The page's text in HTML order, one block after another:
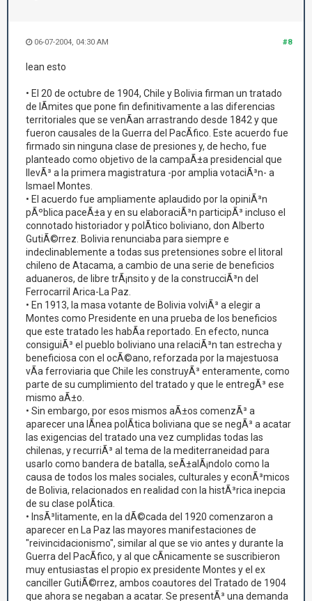
#8
06-07-2004, 04:30 AM
lean esto
• El 20 de octubre de 1904, Chile y Bolivia firman un tratado
de lÃ­mites que pone fin definitivamente a las diferencias
territoriales que se venÃ­an arrastrando desde 1842 y que
fueron causales de la Guerra del PacÃ­fico. Este acuerdo fue
firmado sin ninguna clase de presiones y, de hecho, fue
planteado como objetivo de la campaÃ±a presidencial que
llevÃ³ a la primera magistratura -por amplia votaciÃ³n- a
Ismael Montes.
• El acuerdo fue ampliamente aplaudido por la opiniÃ³n
pÃºblica paceÃ±a y en su elaboraciÃ³n participÃ³ incluso el
connotado historiador y polÃ­tico boliviano, don Alberto
GutiÃ©rrez. Bolivia renunciaba para siempre e
indeclinablemente a todas sus pretensiones sobre el litoral
chileno de Atacama, a cambio de una serie de beneficios
aduaneros, de libre trÃ¡nsito y de la construcciÃ³n del
Ferrocarril Arica-La Paz.
• En 1913, la masa votante de Bolivia volviÃ³ a elegir a
Montes como Presidente en una prueba de los beneficios
que este tratado les habÃ­a reportado. En efecto, nunca
consiguiÃ³ el pueblo boliviano una relaciÃ³n tan estrecha y
beneficiosa con el ocÃ©ano, reforzada por la majestuosa
vÃ­a ferroviaria que Chile les construyÃ³ enteramente, como
parte de su cumplimiento del tratado y que le entregÃ³ ese
mismo aÃ±o.
• Sin embargo, por esos mismos aÃ±os comenzÃ³ a
aparecer una lÃ­nea polÃ­tica boliviana que se negÃ³ a acatar
las exigencias del tratado una vez cumplidas todas las
chilenas, y recurriÃ³ al tema de la mediterraneidad para
usarlo como bandera de batalla, seÃ±alÃ¡ndolo como la
causa de todos los males sociales, culturales y econÃ³micos
de Bolivia, relacionados en realidad con la histÃ³rica inepcia
de su clase polÃ­tica.
• InsÃ³litamente, en la dÃ©cada del 1920 comenzaron a
aparecer en La Paz las mayores manifestaciones de
"reivincidacionismo", similar al que se vio antes y durante la
Guerra del PacÃ­fico, y al que cÃ­nicamente se suscribieron
muy entusiastas el propio ex presidente Montes y el ex
canciller GutiÃ©rrez, ambos coautores del Tratado de 1904
que ahora se negaban a acatar. Se presentÃ³ una demanda